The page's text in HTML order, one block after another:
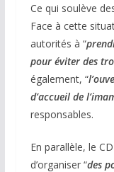
Ce qui soulève
Face à cette
autorités à “
pour éviter des
également, “
d’accueil de
responsables.
En parallèle, le
d’organiser “des